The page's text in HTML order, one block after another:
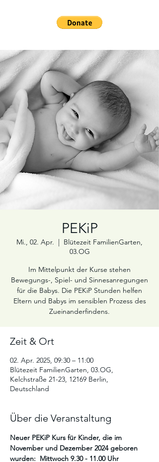
PEKiP
Mi., 02. Apr.
  |
Blütezeit FamilienGarten,
03.OG
Im Mittelpunkt der Kurse stehen
Bewegungs-, Spiel- und Sinnesanregungen
für die Babys. Die PEKiP Stunden helfen
Eltern und Babys im sensiblen Prozess des
Zueinanderfindens.
Zeit & Ort
02. Apr. 2025, 09:30 – 11:00
Blütezeit FamilienGarten, 03.OG,
Kelchstraße 21-23, 12169 Berlin,
Deutschland
Über die Veranstaltung
Neuer PEKiP Kurs für Kinder, die im
November und Dezember 2024 geboren
wurden:  Mittwoch 9.30 - 11.00 Uhr